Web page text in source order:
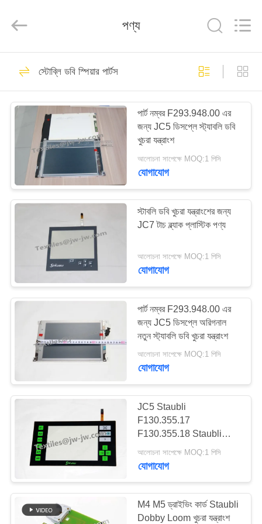
পণ্য
আমাদের
সম্পর্কে
কারখানা
আমাদের
যোগাযোগ
খবর
উদ্ধৃতির
জন্য
আবেদন
সাইট
Export
Rights
বুনন লুম খুচরা যন্ত্রাংশ
236
Sulzer লুম খুচরা যন্ত্রাংশ
61
Rapier লুম খুচরা যন্ত্রাংশ
138
এয়ারজেট লুম সোলেনয়েড
ভালভ
75
পণ্য
স্টোব্লি ডবি স্পিয়ার পার্টস
পার্ট নম্বর F293.948.00 এর
জন্য JC5 ডিসপ্লে স্ট্যাবলি ডবি
খুচরা যন্ত্রাংশ
আলোচনা সাপেক্ষে MOQ:1 পিসি
যোগাযোগ
স্টাবলি ডবি খুচরা যন্ত্রাংশের জন্য
JC7 টাচ ব্ল্যাক প্লাস্টিক পণ্য
আলোচনা সাপেক্ষে MOQ:1 পিসি
যোগাযোগ
পার্ট নম্বর F293.948.00 এর
জন্য JC5 ডিসপ্লে অরিগনাল
নতুন স্ট্যাবলি ডবি খুচরা যন্ত্রাংশ
আলোচনা সাপেক্ষে MOQ:1 পিসি
যোগাযোগ
JC5 Staubli
F130.355.17
F130.355.18 Staubli
Dobby খুচরা যন্ত্রাংশের জন্য
কীপ্যাড সহ টাচ স্ক্রীন
আলোচনা সাপেক্ষে MOQ:1 পিসি
যোগাযোগ
M4 M5 ড্রাইভিং কার্ড Staubli
Dobby Loom খুচরা যন্ত্রাংশ